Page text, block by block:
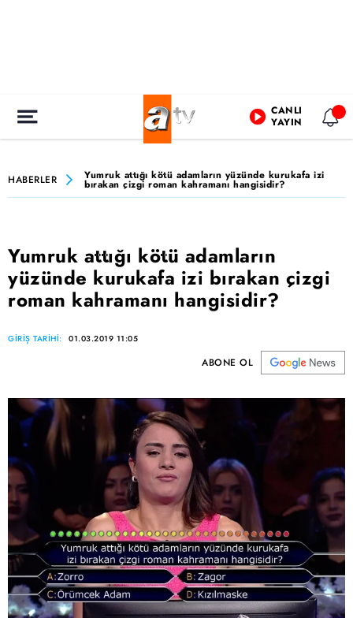
CANLI
YAYIN
HABERLER Yumruk attığı kötü adamların yüzünde kurukafa izi
bırakan çizgi roman kahramanı hangisidir?
Yumruk attığı kötü adamların
yüzünde kurukafa izi bırakan çizgi
roman kahramanı hangisidir?
GİRİŞ TARİHİ: 01.03.2019 11:05
ABONE OL